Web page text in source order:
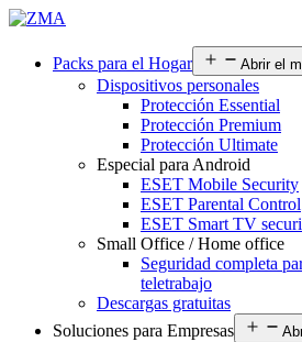
Packs para el Hogar Abrir el
Dispositivos personales
Protección Essential
Protección Premium
Protección Ultimate
Especial para Android
ESET Mobile Security
ESET Parental Control
ESET Smart TV
Small Office / Home office
Seguridad completa
teletrabajo
Descargas gratuitas
Soluciones para Empresas